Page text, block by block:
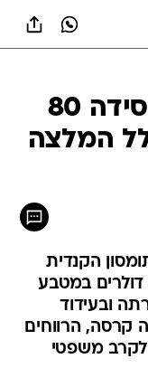
היורשת העשירה הפסידה 80
המלצה
הקנדית
דולרים במטבע
ובעידוד
קרסה, הרווחים
לקרב משפטי